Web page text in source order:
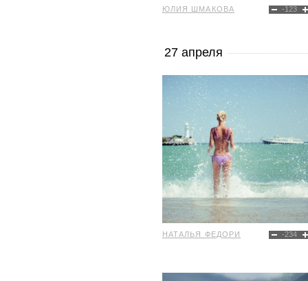
-123
ЮЛИЯ ШМАКОВА
27 апреля
-234
НАТАЛЬЯ ФЕДОРИ